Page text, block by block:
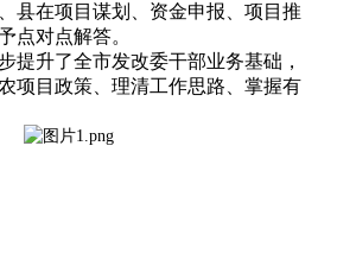
县在项目谋划、资金申报、项目推
点对点解答。
升了全市发改委干部业务基础，
项目政策、理清工作思路、掌握有